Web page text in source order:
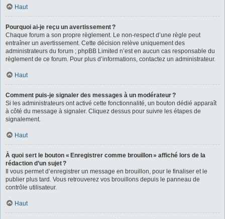
Haut
Pourquoi ai-je reçu un avertissement ?
Chaque forum a son propre règlement. Le non-respect d’une règle peut
entraîner un avertissement. Cette décision relève uniquement des
administrateurs du forum ; phpBB Limited n’est en aucun cas responsable du
règlement de ce forum. Pour plus d’informations, contactez un administrateur.
Haut
Comment puis-je signaler des messages à un modérateur ?
Si les administrateurs ont activé cette fonctionnalité, un bouton dédié apparaît
à côté du message à signaler. Cliquez dessus pour suivre les étapes de
signalement.
Haut
À quoi sert le bouton « Enregistrer comme brouillon » affiché lors de la
rédaction d’un sujet ?
Il vous permet d’enregistrer un message en brouillon, pour le finaliser et le
publier plus tard. Vous retrouverez vos brouillons depuis le panneau de
contrôle utilisateur.
Haut